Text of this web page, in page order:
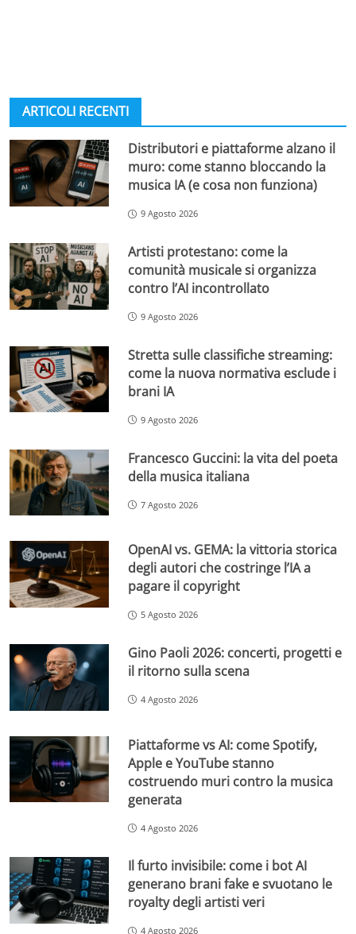
ARTICOLI RECENTI
Distributori e piattaforme alzano il
muro: come stanno bloccando la
musica IA (e cosa non funziona)
9 Agosto 2026
Artisti protestano: come la
comunità musicale si organizza
contro l’AI incontrollato
9 Agosto 2026
Stretta sulle classifiche streaming:
come la nuova normativa esclude i
brani IA
9 Agosto 2026
Francesco Guccini: la vita del poeta
della musica italiana
7 Agosto 2026
OpenAI vs. GEMA: la vittoria storica
degli autori che costringe l’IA a
pagare il copyright
5 Agosto 2026
Gino Paoli 2026: concerti, progetti e
il ritorno sulla scena
4 Agosto 2026
Piattaforme vs AI: come Spotify,
Apple e YouTube stanno
costruendo muri contro la musica
generata
4 Agosto 2026
Il furto invisibile: come i bot AI
generano brani fake e svuotano le
royalty degli artisti veri
4 Agosto 2026